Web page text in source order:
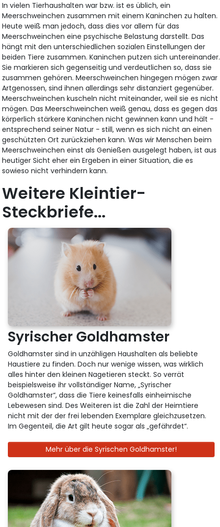
In vielen Tierhaushalten war bzw. ist es üblich, ein
Meerschweinchen zusammen mit einem Kaninchen zu halten.
Heute weiß man jedoch, dass dies vor allem für das
Meerschweinchen eine psychische Belastung darstellt. Das
hängt mit den unterschiedlichen sozialen Einstellungen der
beiden Tiere zusammen. Kaninchen putzen sich untereinander.
Sie markieren sich gegenseitig und verdeutlichen so, dass sie
zusammen gehören. Meerschweinchen hingegen mögen zwar
Artgenossen, sind ihnen allerdings sehr distanziert gegenüber.
Meerschweinchen kuscheln nicht miteinander, weil sie es nicht
mögen. Das Meerschweinchen weiß genau, dass es gegen das
körperlich stärkere Kaninchen nicht gewinnen kann und hält -
entsprechend seiner Natur - still, wenn es sich nicht an einen
geschützten Ort zurückziehen kann. Was wir Menschen beim
Meerschweinchen einst als Genießen ausgelegt haben, ist aus
heutiger Sicht eher ein Ergeben in einer Situation, die es
sowieso nicht verhindern kann.
Weitere Kleintier-
Steckbriefe...
Syrischer Goldhamster
Goldhamster sind in unzähligen Haushalten als beliebte
Haustiere zu finden. Doch nur wenige wissen, was wirklich
alles hinter den kleinen Nagetieren steckt. So verrät
beispielsweise ihr vollständiger Name, „Syrischer
Goldhamster“, dass die Tiere keinesfalls einheimische
Lebewesen sind. Des Weiteren ist die Zahl der Heimtiere
nicht mit der der frei lebenden Exemplare gleichzusetzen.
Im Gegenteil, die Art gilt heute sogar als „gefährdet“.
Mehr über die Syrischen Goldhamster!